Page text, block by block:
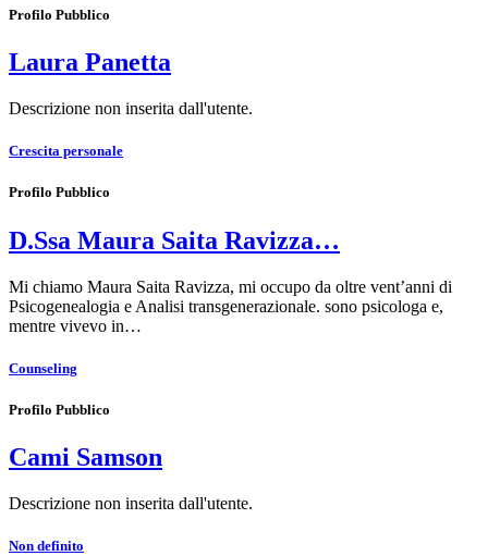
Profilo Pubblico
Laura Panetta
Descrizione non inserita dall'utente.
Crescita personale
Profilo Pubblico
D.Ssa Maura Saita Ravizza…
Mi chiamo Maura Saita Ravizza, mi occupo da oltre vent’anni di
Psicogenealogia e Analisi transgenerazionale. sono psicologa e,
mentre vivevo in…
Counseling
Profilo Pubblico
Cami Samson
Descrizione non inserita dall'utente.
Non definito